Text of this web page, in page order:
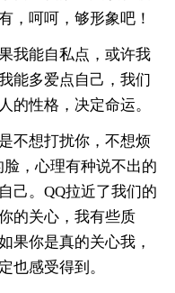
，呵呵，够形象吧！
能自私点，或许我
能多爱点自己，我们
的性格，决定命运。
想打扰你，不想烦
，心理有种说不出的
己。QQ拉近了我们的
的关心，我有些质
你是真的关心我，
也感受得到。